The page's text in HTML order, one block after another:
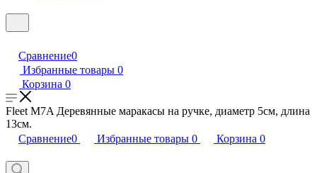
Сравнение0
Избранные товары 0
Корзина 0
Fleet M7A Деревянные маракасы на ручке, диаметр 5cм, длина
13см.
Сравнение0 Избранные товары 0 Корзина 0